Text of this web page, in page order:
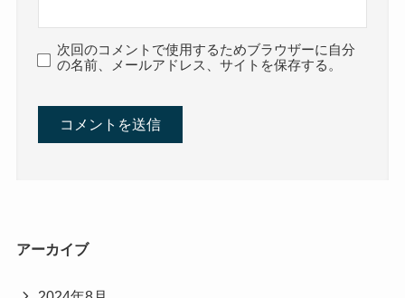
次回のコメントで使用するためブラウザーに自分
の名前、メールアドレス、サイトを保存する。
アーカイブ